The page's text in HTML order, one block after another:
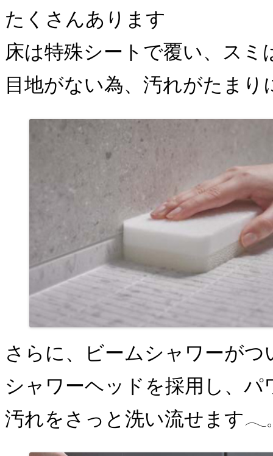
たくさんあります
床は特殊シートで覆い、スミ
目地がない為、汚れがたま
さらに、ビームシャワーがつ
シャワーヘッドを採用し、パ
汚れをさっと洗い流せます